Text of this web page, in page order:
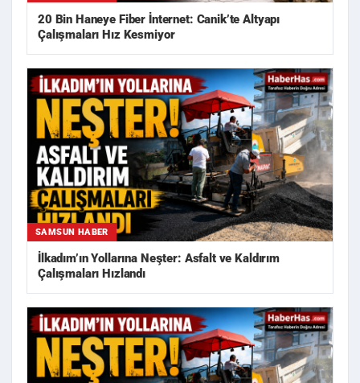
20 Bin Haneye Fiber İnternet: Canik’te Altyapı
Çalışmaları Hız Kesmiyor
SAMSUN HABER
İlkadım’ın Yollarına Neşter: Asfalt ve Kaldırım
Çalışmaları Hızlandı